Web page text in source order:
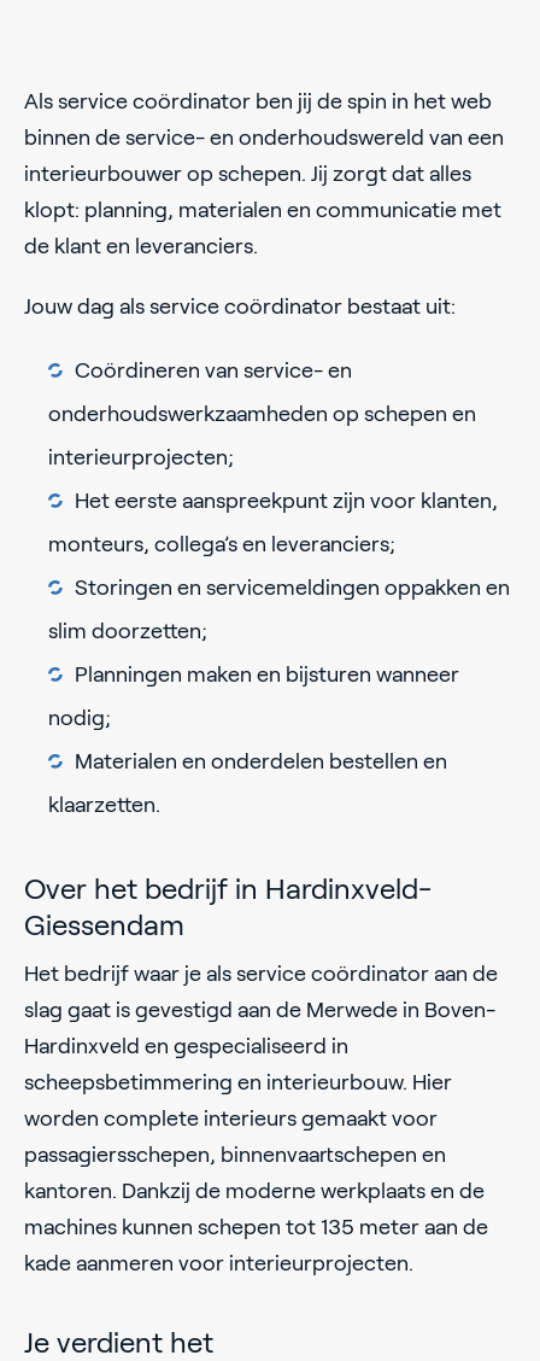
Als service coördinator ben jij de spin in het web
binnen de service- en onderhoudswereld van een
interieurbouwer op schepen. Jij zorgt dat alles
klopt: planning, materialen en communicatie met
de klant en leveranciers.
Jouw dag als service coördinator bestaat uit:
Coördineren van service- en
onderhoudswerkzaamheden op schepen en
interieurprojecten;
Het eerste aanspreekpunt zijn voor klanten,
monteurs, collega’s en leveranciers;
Storingen en servicemeldingen oppakken en
slim doorzetten;
Planningen maken en bijsturen wanneer
nodig;
Materialen en onderdelen bestellen en
klaarzetten.
Over het bedrijf in Hardinxveld-
Giessendam
Het bedrijf waar je als service coördinator aan de
slag gaat is gevestigd aan de Merwede in Boven-
Hardinxveld en gespecialiseerd in
scheepsbetimmering en interieurbouw. Hier
worden complete interieurs gemaakt voor
passagiersschepen, binnenvaartschepen en
kantoren. Dankzij de moderne werkplaats en de
machines kunnen schepen tot 135 meter aan de
kade aanmeren voor interieurprojecten.
Je verdient het